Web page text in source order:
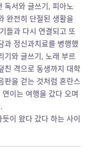
독서와 글쓰기, 피아노
완전히 단절된 생활을
들과 다시 연결되고 또
과 정신과치료를 병행했
기와 글쓰기, 노래 부르
친 격으로 동생까지 대학
판을 걷는 것처럼 혼란스
이는 여행을 갔다 오며
이 왔다 갔다 하는 사이